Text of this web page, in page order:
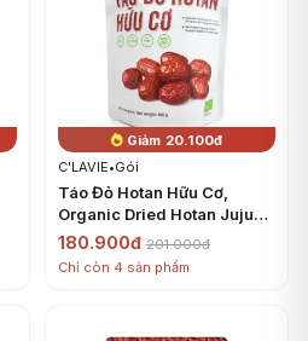
Giảm 20.100đ
C'LAVIE•Gói
Táo Đỏ Hotan Hữu Cơ,
Organic Dried Hotan Jujube
(450g) - C'LAVIE
180.900đ 201.000đ
Chỉ còn 4 sản phẩm